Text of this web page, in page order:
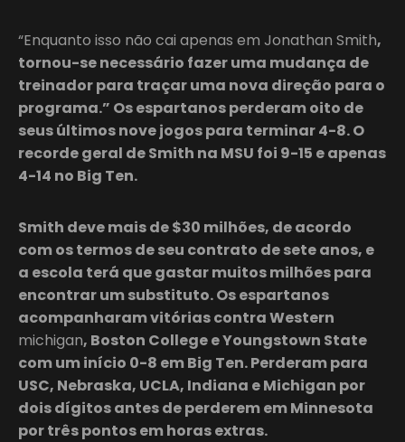
“Enquanto isso não cai apenas em Jonathan Smith,
tornou-se necessário fazer uma mudança de
treinador para traçar uma nova direção para o
programa.” Os espartanos perderam oito de
seus últimos nove jogos para terminar 4-8. O
recorde geral de Smith na MSU foi 9-15 e apenas
4-14 no Big Ten.
Smith deve mais de $30 milhões, de acordo
com os termos de seu contrato de sete anos, e
a escola terá que gastar muitos milhões para
encontrar um substituto. Os espartanos
acompanharam vitórias contra Western
michigan, Boston College e Youngstown State
com um início 0-8 em Big Ten. Perderam para
USC, Nebraska, UCLA, Indiana e Michigan por
dois dígitos antes de perderem em Minnesota
por três pontos em horas extras.